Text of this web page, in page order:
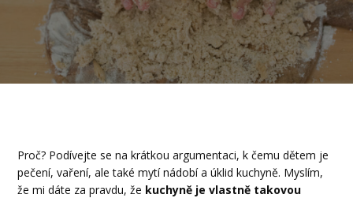
Proč? Podívejte se na krátkou argumentaci, k čemu dětem je
pečení, vaření, ale také mytí nádobí a úklid kuchyně. Myslím,
že mi dáte za pravdu, že kuchyně je vlastně takovou